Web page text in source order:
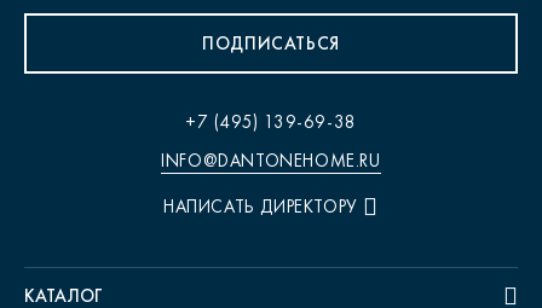
ПОДПИСАТЬСЯ
+7 (495) 139-69-38
INFO@DANTONEHOME.RU
НАПИСАТЬ ДИРЕКТОРУ
КАТАЛОГ